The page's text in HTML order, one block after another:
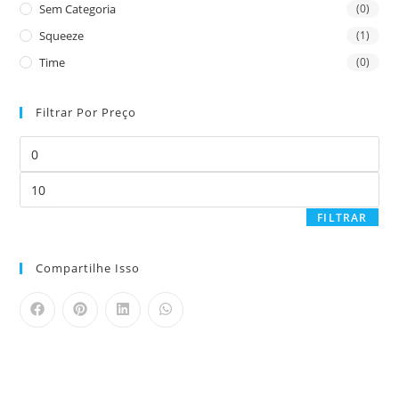
Sem Categoria (0)
Squeeze (1)
Time (0)
Filtrar Por Preço
FILTRAR
Compartilhe Isso